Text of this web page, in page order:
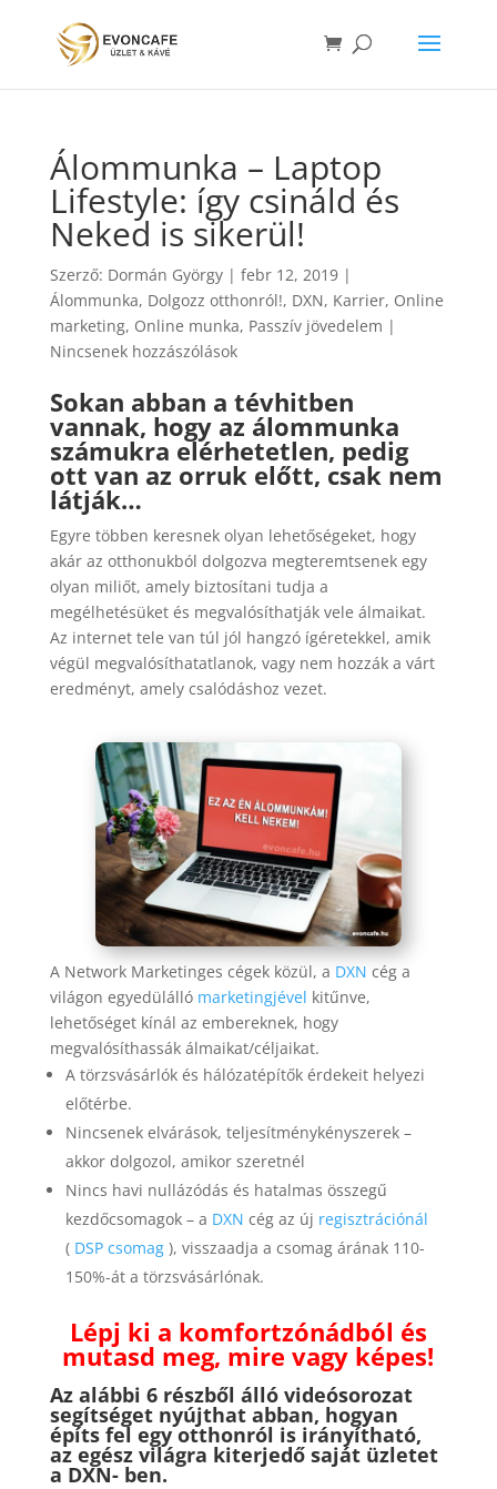
Álommunka – Laptop
Lifestyle: így csináld és
Neked is sikerül!
Szerző: Dormán György| febr 12, 2019|
Álommunka, Dolgozz otthonról!, DXN, Karrier, Online
marketing, Online munka, Passzív jövedelem |
Nincsenek hozzászólások
Sokan abban a tévhitben
vannak, hogy az álommunka
számukra elérhetetlen, pedig
ott van az orruk előtt, csak nem
látják…
Egyre többen keresnek olyan lehetőségeket, hogy
akár az otthonukból dolgozva megteremtsenek egy
olyan miliőt, amely biztosítani tudja a
megélhetésüket és megvalósíthatják vele álmaikat.
Az internet tele van túl jól hangzó ígéretekkel, amik
végül megvalósíthatatlanok, vagy nem hozzák a várt
eredményt, amely csalódáshoz vezet.
A Network Marketinges cégek közül, a DXN cég a
világon egyedülálló marketingjével kitűnve,
lehetőséget kínál az embereknek, hogy
megvalósíthassák álmaikat/céljaikat.
A törzsvásárlók és hálózatépítők érdekeit helyezi
előtérbe.
Nincsenek elvárások, teljesítménykényszerek –
akkor dolgozol, amikor szeretnél
Nincs havi nullázódás és hatalmas összegű
kezdőcsomagok – a DXN cég az új regisztrációnál
( DSP csomag), visszaadja a csomag árának 110-
150%-át a törzsvásárlónak.
Lépj ki a komfortzónádból és
mutasd meg, mire vagy képes!
Az alábbi 6 részből álló videósorozat
segítséget nyújthat abban, hogyan
építs fel egy otthonról is irányítható,
az egész világra kiterjedő saját üzletet
a DXN- ben.